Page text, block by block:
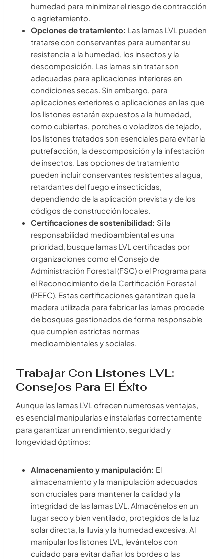
humedad para minimizar el riesgo de contracción
o agrietamiento.
Opciones de tratamiento: Las lamas LVL pueden
tratarse con conservantes para aumentar su
resistencia a la humedad, los insectos y la
descomposición. Las lamas sin tratar son
adecuadas para aplicaciones interiores en
condiciones secas. Sin embargo, para
aplicaciones exteriores o aplicaciones en las que
los listones estarán expuestos a la humedad,
como cubiertas, porches o voladizos de tejado,
los listones tratados son esenciales para evitar la
putrefacción, la descomposición y la infestación
de insectos. Las opciones de tratamiento
pueden incluir conservantes resistentes al agua,
retardantes del fuego e insecticidas,
dependiendo de la aplicación prevista y de los
códigos de construcción locales.
Certificaciones de sostenibilidad: Si la
responsabilidad medioambiental es una
prioridad, busque lamas LVL certificadas por
organizaciones como el Consejo de
Administración Forestal (FSC) o el Programa para
el Reconocimiento de la Certificación Forestal
(PEFC). Estas certificaciones garantizan que la
madera utilizada para fabricar las lamas procede
de bosques gestionados de forma responsable
que cumplen estrictas normas
medioambientales y sociales.
Trabajar Con Listones LVL:
Consejos Para El Éxito
Aunque las lamas LVL ofrecen numerosas ventajas,
es esencial manipularlas e instalarlas correctamente
para garantizar un rendimiento, seguridad y
longevidad óptimos:
Almacenamiento y manipulación: El
almacenamiento y la manipulación adecuados
son cruciales para mantener la calidad y la
integridad de las lamas LVL. Almacénelos en un
lugar seco y bien ventilado, protegidos de la luz
solar directa, la lluvia y la humedad excesiva. Al
manipular los listones LVL, levántelos con
cuidado para evitar dañar los bordes o las